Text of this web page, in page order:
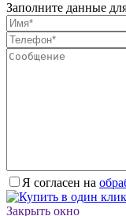
Заполните данные для
Я согласен на
Закрыть окно